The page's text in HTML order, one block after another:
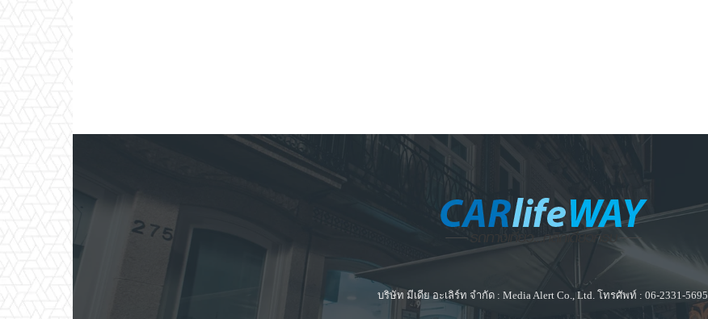
บริษัท มีเดีย อะเลิร์ท จำกัด : Media Alert Co., Ltd. โทรศัพท์ : 06-2331-5695